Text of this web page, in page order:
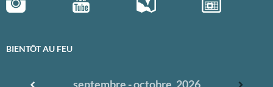
BIENTÔT AU FEU
septembre - octobre, 2026